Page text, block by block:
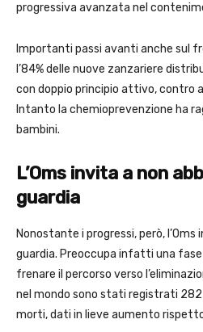
progressiva avanzata nel
Importanti passi avanti anche sul
l’84% delle nuove zanzariere
con doppio principio attivo, contro
Intanto la chemioprevenzione ha
bambini.
L’Oms invita a non
guardia
Nonostante i progressi, però, l’Oms
guardia. Preoccupa infatti una
frenare il percorso verso
nel mondo sono stati registrati 282
morti, dati in lieve aumento